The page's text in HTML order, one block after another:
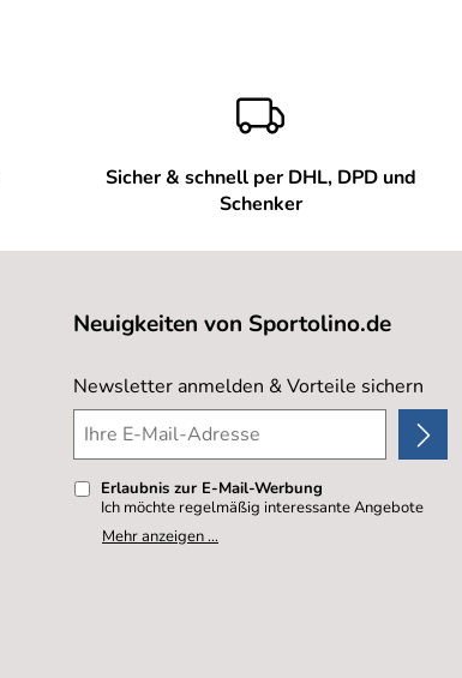
Sicher & schnell per DHL, DPD und
Schenker
Neuigkeiten von Sportolino.de
Newsletter anmelden & Vorteile sichern
Erlaubnis zur E-Mail-Werbung
Ich möchte regelmäßig interessante Angebote
per E-Mail erhalten. Meine E-Mail-Adresse wird
nicht an andere Unternehmen weitergegeben. Zu
Mehr anzeigen ...